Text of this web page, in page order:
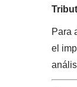
Para
el